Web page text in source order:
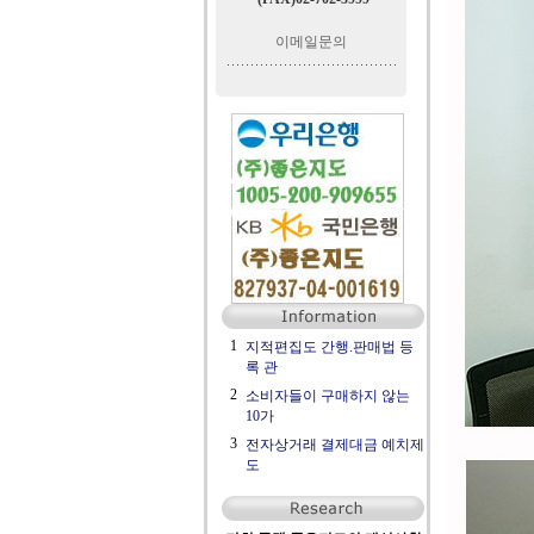
이메일문의
1 지적편집도 간행.판매법 등
록 관
2 소비자들이 구매하지 않는
10가
3 전자상거래 결제대금 예치제
도